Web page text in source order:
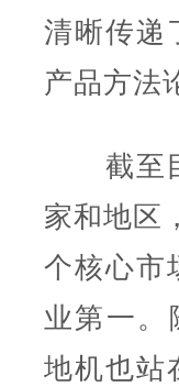
清晰传递
产品方法
截至目
家和地区
个核心市
业第一。
地机也站